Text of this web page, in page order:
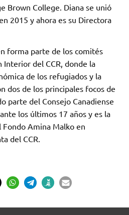
Brown College. Diana se unió
2015 y ahora es su Directora
forma parte de los comités
del CCR, donde la
de los refugiados y la
dos de los principales focos de
parte del Consejo Canadiense
los últimos 17 años y es la
Amina Malko en
del CCR.